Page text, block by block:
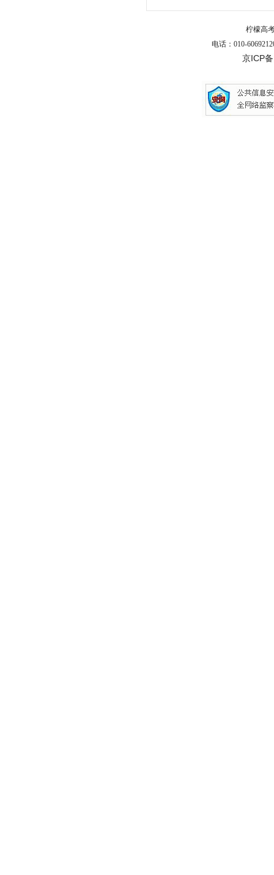
柠檬高
电话：010-
京ICP